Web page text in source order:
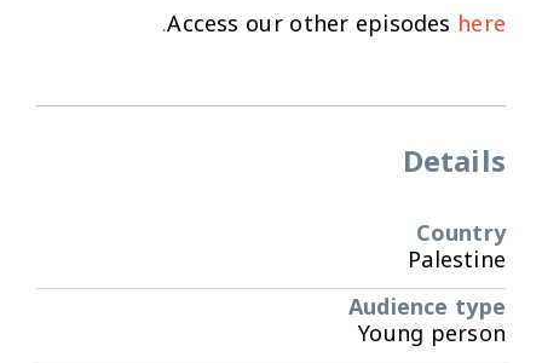
Access our other episodes here.
Details
Country
Palestine
Audience type
Young person